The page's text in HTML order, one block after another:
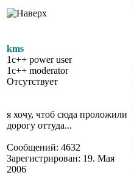
kms
1c++ power user
1c++ moderator
Отсутствует
я хочу, чтоб сюда проложили
дорогу оттуда...
Сообщений: 4632
Зарегистрирован: 19. Мая
2006